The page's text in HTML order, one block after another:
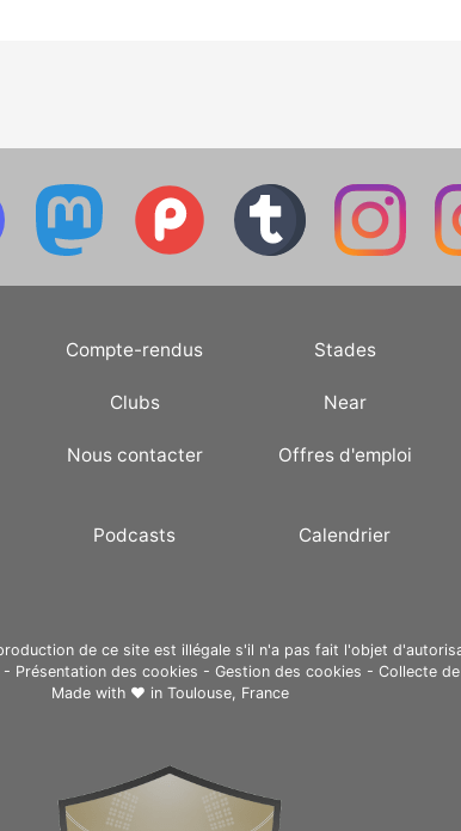
Compte-rendus Stades
Clubs Near
Nous contacter Offres d'emploi
Podcasts Calendrier
de ce site est illégale s'il n'a pas fait l'objet
- Présentation des cookies - Gestion des cookies - Collecte
Made with ❤ in Toulouse, France